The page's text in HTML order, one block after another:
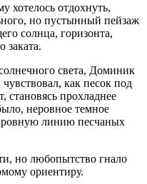
хотелось отдохнуть,
но пустынный пейзаж
солнца, горизонта,
заката.
света, Доминик
как песок под
становясь прохладнее
неровное темное
линию песчаных
но любопытство гнало
ориентиру.